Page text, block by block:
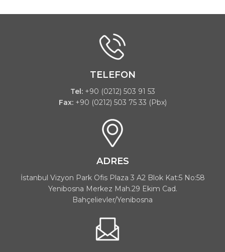
TELEFON
Tel:+90 (0212) 503 91 53
Fax:+90 (0212) 503 75 33 (Pbx)
ADRES
İstanbul Vizyon Park Ofis Plaza 3 A2 Blok Kat:5 No:58
Yenibosna Merkez Mah.29 Ekim Cad.
Bahçelievler/Yenibosna